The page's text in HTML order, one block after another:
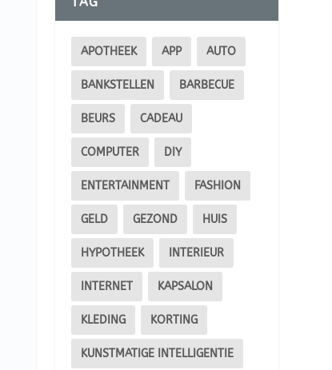
APOTHEEK APP AUTO
BANKSTELLEN BARBECUE
BEURS CADEAU
COMPUTER DIY
ENTERTAINMENT FASHION
GELD GEZOND HUIS
HYPOTHEEK INTERIEUR
INTERNET KAPSALON
KLEDING KORTING
KUNSTMATIGE INTELLIGENTIE